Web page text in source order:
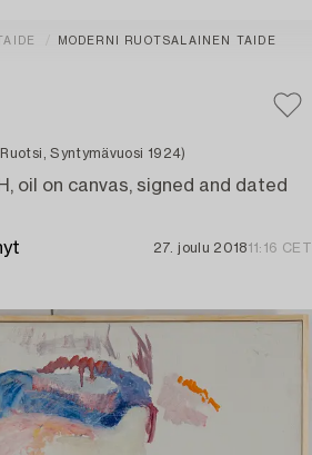
TAIDE MODERNI RUOTSALAINEN TAIDE
Syntymävuosi 1924)
oil on canvas, signed and dated
27. joulu 201811:16 CET